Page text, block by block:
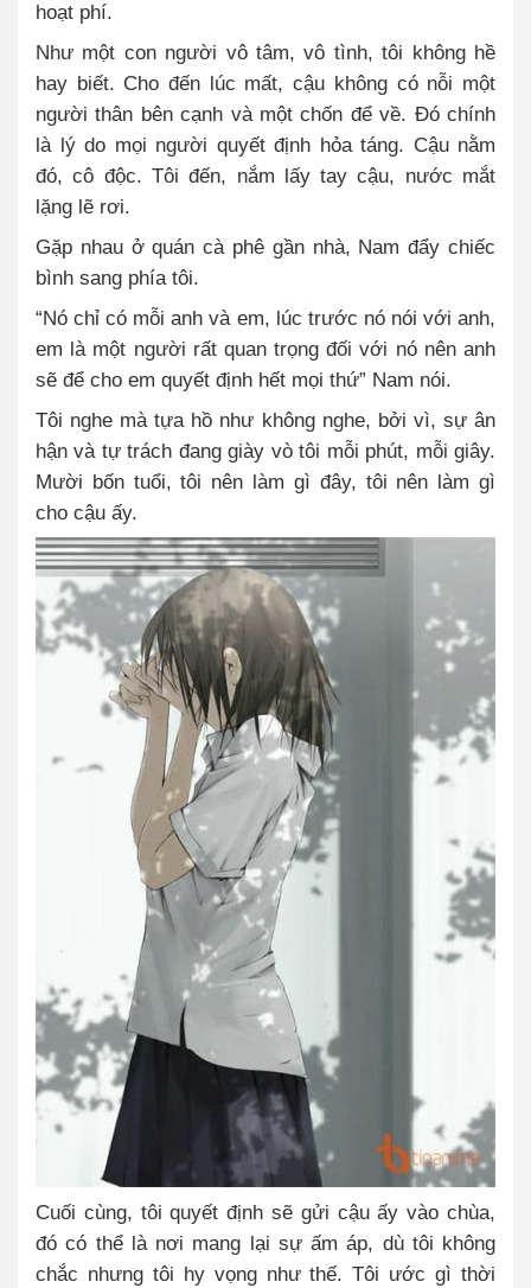
hoạt phí.
Như một con người vô tâm, vô tình, tôi không hề
hay biết. Cho đến lúc mất, cậu không có nỗi một
người thân bên cạnh và một chốn để về. Đó chính
là lý do mọi người quyết định hỏa táng. Cậu nằm
đó, cô độc. Tôi đến, nắm lấy tay cậu, nước mắt
lặng lẽ rơi.
Gặp nhau ở quán cà phê gần nhà, Nam đẩy chiếc
bình sang phía tôi.
“Nó chỉ có mỗi anh và em, lúc trước nó nói với anh,
em là một người rất quan trọng đối với nó nên anh
sẽ để cho em quyết định hết mọi thứ” Nam nói.
Tôi nghe mà tựa hồ như không nghe, bởi vì, sự ân
hận và tự trách đang giày vò tôi mỗi phút, mỗi giây.
Mười bốn tuổi, tôi nên làm gì đây, tôi nên làm gì
cho cậu ấy.
Cuối cùng, tôi quyết định sẽ gửi cậu ấy vào chùa,
đó có thể là nơi mang lại sự ấm áp, dù tôi không
chắc nhưng tôi hy vọng như thế. Tôi ước gì thời